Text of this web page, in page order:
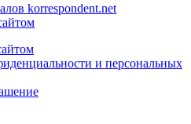
korrespondent.net
и персональных